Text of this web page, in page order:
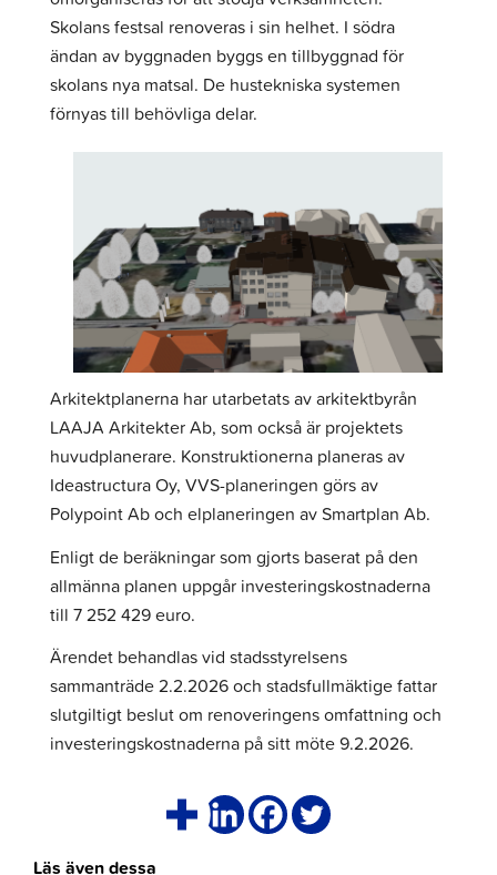
Skolans festsal renoveras i sin helhet. I södra
ändan av byggnaden byggs en tillbyggnad för
skolans nya matsal. De hustekniska systemen
förnyas till behövliga delar.
Arkitektplanerna har utarbetats av arkitektbyrån
LAAJA Arkitekter Ab, som också är projektets
huvudplanerare. Konstruktionerna planeras av
Ideastructura Oy, VVS-planeringen görs av
Polypoint Ab och elplaneringen av Smartplan Ab.
Enligt de beräkningar som gjorts baserat på den
allmänna planen uppgår investeringskostnaderna
till 7 252 429 euro.
Ärendet behandlas vid stadsstyrelsens
sammanträde 2.2.2026 och stadsfullmäktige fattar
slutgiltigt beslut om renoveringens omfattning och
investeringskostnaderna på sitt möte 9.2.2026.
Läs även dessa